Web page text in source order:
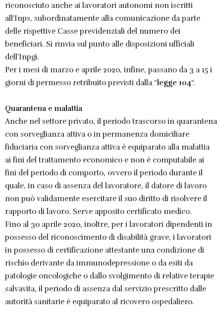
riconosciuto anche ai lavoratori autonomi non iscritti
all’Inps, subordinatamente alla comunicazione da parte
delle rispettive Casse previdenziali del numero dei
beneficiari. Si rinvia sul punto alle disposizioni ufficiali
dell’Inpgi.
Per i mesi di marzo e aprile 2020, infine, passano da 3 a 15 i
giorni di permesso retribuito previsti dalla “legge 104“.
Quarantena e malattia
Anche nel settore privato, il periodo trascorso in quarantena
con sorveglianza attiva o in permanenza domiciliare
fiduciaria con sorveglianza attiva è equiparato alla malattia
ai fini del trattamento economico e non è computabile ai
fini del periodo di comporto, ovvero il periodo durante il
quale, in caso di assenza del lavoratore, il datore di lavoro
non può validamente esercitare il suo diritto di risolvere il
rapporto di lavoro. Serve apposito certificato medico.
Fino al 30 aprile 2020, inoltre, per i lavoratori dipendenti in
possesso del riconoscimento di disabilità grave, i lavoratori
in possesso di certificazione attestante una condizione di
rischio derivante da immunodepressione o da esiti da
patologie oncologiche o dallo svolgimento di relative terapie
salvavita, il periodo di assenza dal servizio prescritto dalle
autorità sanitarie è equiparato al ricovero ospedaliero.